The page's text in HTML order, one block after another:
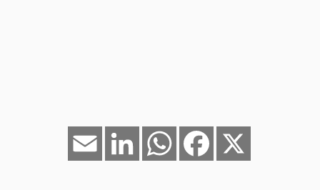
Facebook
WhatsApp
LinkedIn
Email